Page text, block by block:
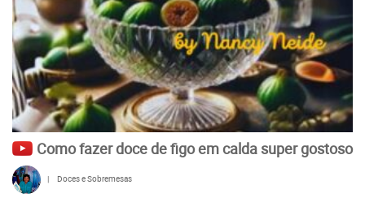
Como fazer doce de figo em calda super gostoso
| Doces e Sobremesas